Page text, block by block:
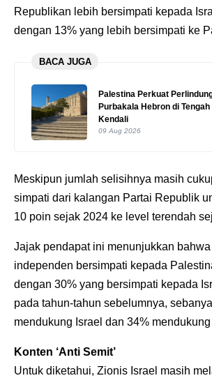
Republikan lebih bersimpati kepada
dengan 13% yang lebih bersimpati ke
BACA JUGA
Palestina Perkuat
Purbakala Hebron di Tengah
Kendali
09 Aug 2026
Meskipun jumlah selisihnya masih
simpati dari kalangan Partai Republik
10 poin sejak 2024 ke level terendah
Jajak pendapat ini menunjukkan
independen bersimpati kepada
dengan 30% yang bersimpati kepada
pada tahun-tahun sebelumnya,
mendukung Israel dan 34%
Konten ‘Anti Semit’
Untuk diketahui, Zionis Israel masih